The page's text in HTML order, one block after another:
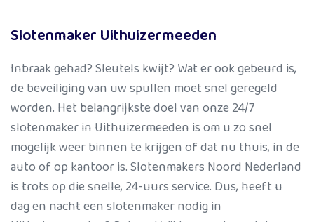
Slotenmaker Uithuizermeeden
Inbraak gehad? Sleutels kwijt? Wat er ook gebeurd is,
de beveiliging van uw spullen moet snel geregeld
worden. Het belangrijkste doel van onze 24/7
slotenmaker in Uithuizermeeden is om u zo snel
mogelijk weer binnen te krijgen of dat nu thuis, in de
auto of op kantoor is. Slotenmakers Noord Nederland
is trots op die snelle, 24-uurs service. Dus, heeft u
dag en nacht een slotenmaker nodig in